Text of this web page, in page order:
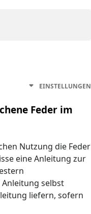
EINSTELLUNGEN
Feder im
Nutzung die Feder
eine Anleitung zur
selbst
liefern, sofern